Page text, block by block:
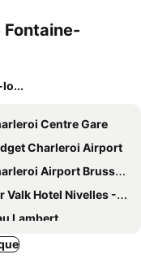
lo...
Centre Gare
Charleroi Airport
Airport Brussels South
Hotel Nivelles - Sud
Lambert